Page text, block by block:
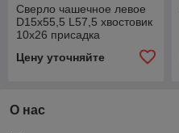
Сверло чашечное левое
D15x55,5 L57,5 хвостовик
10x26 присадка
Цену уточняйте
О нас